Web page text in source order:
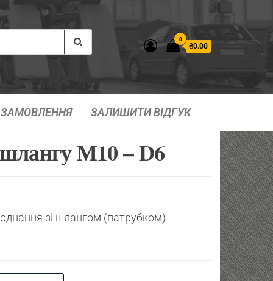
0
₴0.00
ЗАМОВЛЕННЯ ЗАЛИШИТИ ВІДГУК
М10 – D6
зі шлангом (патрубком)